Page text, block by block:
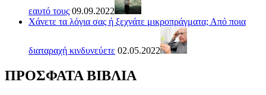
εαυτό τους 09.09.2022
Χάνετε τα λόγια σας ή ξεχνάτε μικροπράγματα; Από ποια
διαταραχή κινδυνεύετε 02.05.2022
ΠΡΟΣΦΑΤΑ ΒΙΒΛΙΑ